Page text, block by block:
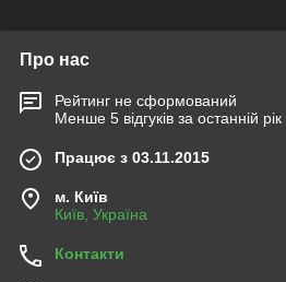
Про нас
Рейтинг не сформований
Менше 5 відгуків за останній рік
Працює з 03.11.2015
м. Київ
Київ, Україна
Контакти